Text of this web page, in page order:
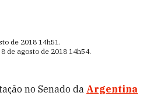
de 2018 14h51.
8 de agosto de 2018 14h54.
no Senado da Argentina